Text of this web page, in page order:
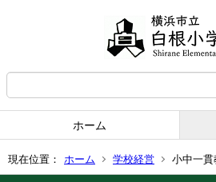
ホーム
現在位置： ホーム 学校経営 小中一貫